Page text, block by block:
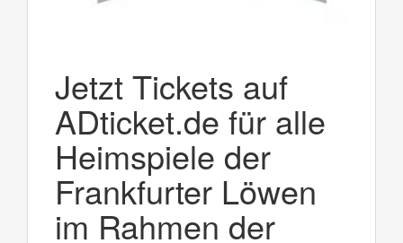
Jetzt Tickets auf
ADticket.de für alle
Heimspiele der
Frankfurter Löwen
im Rahmen der